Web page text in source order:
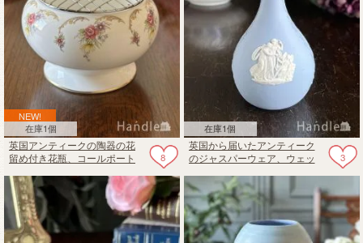
NEW!
在庫1個
8
英国アンティークの陶器の花
留め付き花瓶、コールポート
ワーベース
在庫1個
3
英国から届いたアンティーク
のジャスパーウェア、ウェッ
輪挿し